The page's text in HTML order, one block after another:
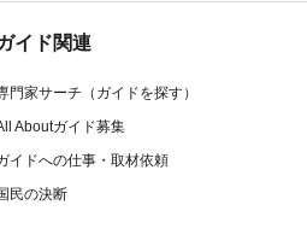
イド関連
門家サーチ（ガイドを探す）
Aboutガイド募集
イドへの仕事・取材依頼
民の決断